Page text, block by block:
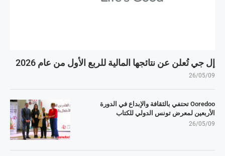
إل جي تُعلن عن نتائجها المالية للربع الأول من عام 2026
26/05/09
Ooredoo تحتفي بالثقافة والإبداع في الدورة
الأربعين لمعرض تونس الدولي للكتاب
26/05/09